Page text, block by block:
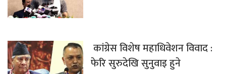
कांग्रेस विशेष महाधिवेशन विवाद :
फेरि सुरुदेखि सुनुवाइ हुने